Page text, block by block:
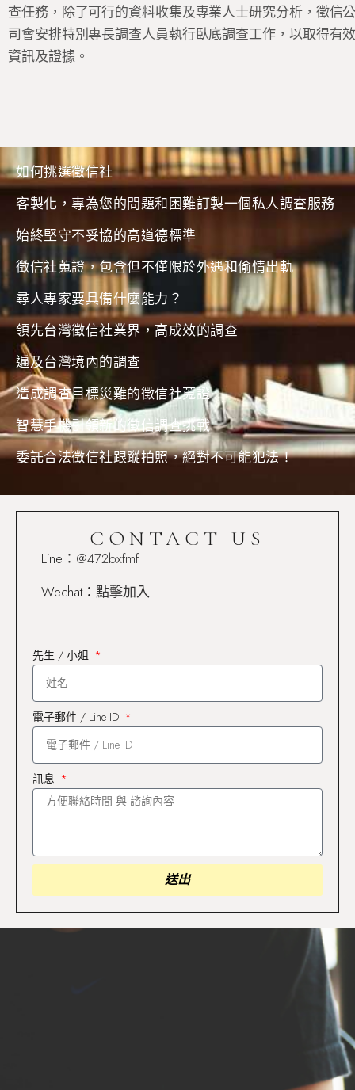
查任務，除了可行的資料收集及專業人士研究分析，徵信
司會安排特別專長調查人員執行臥底調查工作，以取得有
資訊及證據。
如何挑選徵信社
客製化，專為您的問題和困難訂製一個私人調查服務
始終堅守不妥協的高道德標準
徵信社蒐證，包含但不僅限於外遇和偷情出軌
尋人專家要具備什麼能力？
領先台灣徵信社業界，高成效的調查
遍及台灣境內的調查
造成調查目標災難的徵信社蒐證
智慧手機引領新的徵信調查挑戰
委託合法徵信社跟蹤拍照，絕對不可能犯法！
CONTACT US
Line： @472bxfmf
Wechat： 點擊加入
先生 / 小姐
電子郵件 / Line ID
訊息
送出